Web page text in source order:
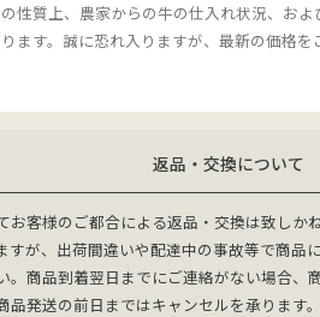
性質上、農家からの牛の仕入れ状況、お
ます。誠に恐れ入りますが、最新の価格
返品・交換について
お客様のご都合による返品・交換は致しか
すが、出荷間違いや配達中の事故等で商品
。商品到着翌日までにご連絡がない場合、
発送の前日まではキャンセルを承ります。